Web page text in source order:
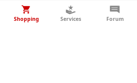
Shopping Services Forum